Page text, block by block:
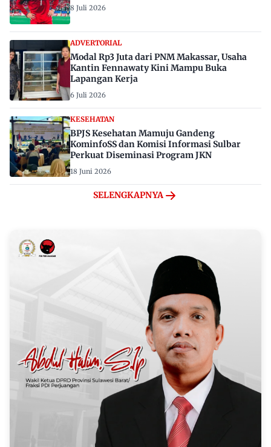
8 Juli 2026
ADVERTORIAL
Modal Rp3 Juta dari PNM Makassar, Usaha
Kantin Fennawaty Kini Mampu Buka
Lapangan Kerja
6 Juli 2026
KESEHATAN
BPJS Kesehatan Mamuju Gandeng
KominfoSS dan Komisi Informasi Sulbar
Perkuat Diseminasi Program JKN
18 Juni 2026
SELENGKAPNYA